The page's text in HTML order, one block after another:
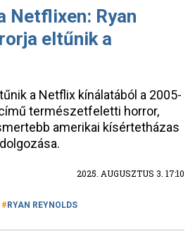
Netflixen: Ryan
eltűnik a
a Netflix kínálatából a 2005-
természetfeletti horror,
amerikai kísértetházas
2025. AUGUSZTUS 3. 17:10
RYAN REYNOLDS